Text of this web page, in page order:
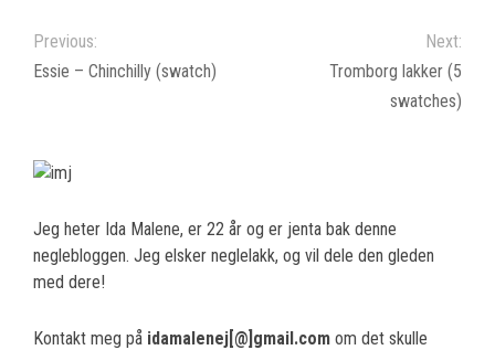
Previous:
Essie – Chinchilly (swatch)
Next:
Tromborg lakker (5
swatches)
Jeg heter Ida Malene, er 22 år og er jenta bak denne
neglebloggen. Jeg elsker neglelakk, og vil dele den gleden
med dere!
Kontakt meg på idamalenej[@]gmail.com om det skulle